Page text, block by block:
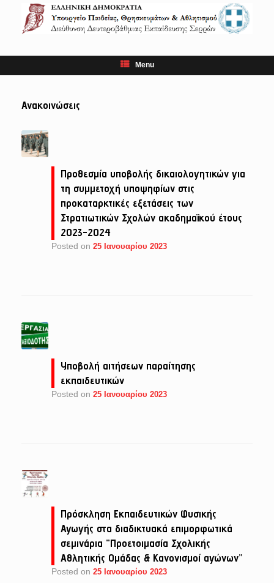
content
Menu
Ανακοινώσεις
Προθεσμία υποβολής δικαιολογητικών για
τη συμμετοχή υποψηφίων στις
προκαταρκτικές εξετάσεις των
Στρατιωτικών Σχολών ακαδημαϊκού έτους
2023-2024
Posted on 25 Ιανουαρίου 2023
Υποβολή αιτήσεων παραίτησης
εκπαιδευτικών
Posted on 25 Ιανουαρίου 2023
Πρόσκληση Εκπαιδευτικών Φυσικής
Αγωγής στα διαδικτυακά επιμορφωτικά
σεμινάρια ”Προετοιμασία Σχολικής
Αθλητικής Ομάδας & Κανονισμοί αγώνων”
Posted on 25 Ιανουαρίου 2023